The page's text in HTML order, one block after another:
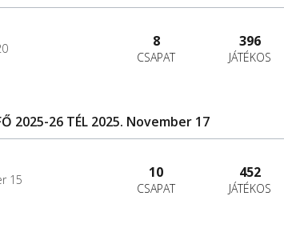
8
CSAPAT
396
JÁTÉKOS
2025-26 TÉL 2025. November 17
15 10
CSAPAT
452
JÁTÉKOS